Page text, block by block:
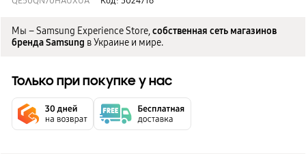
Мы – Samsung Experience Store,собственная сеть магазинов
бренда Samsung в Украине и мире.
Только при покупке у нас